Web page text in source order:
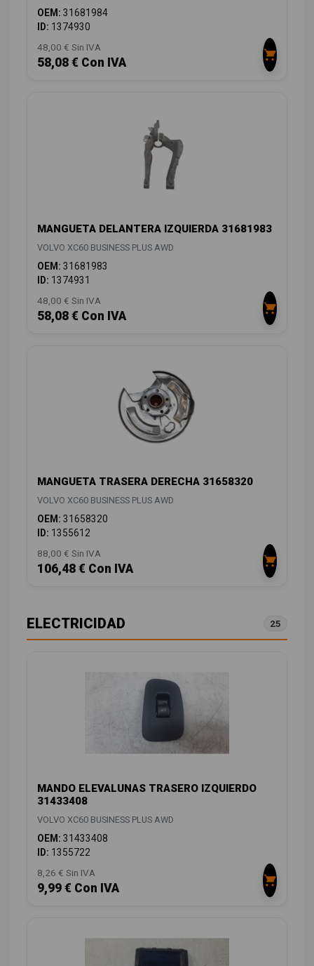
OEM: 31681984
ID: 1374930
48,00 € Sin IVA
58,08 € Con IVA
MANGUETA DELANTERA IZQUIERDA 31681983
VOLVO XC60 BUSINESS PLUS AWD
OEM: 31681983
ID: 1374931
48,00 € Sin IVA
58,08 € Con IVA
MANGUETA TRASERA DERECHA 31658320
VOLVO XC60 BUSINESS PLUS AWD
OEM: 31658320
ID: 1355612
88,00 € Sin IVA
106,48 € Con IVA
ELECTRICIDAD 25
MANDO ELEVALUNAS TRASERO IZQUIERDO
31433408
VOLVO XC60 BUSINESS PLUS AWD
OEM: 31433408
ID: 1355722
8,26 € Sin IVA
9,99 € Con IVA